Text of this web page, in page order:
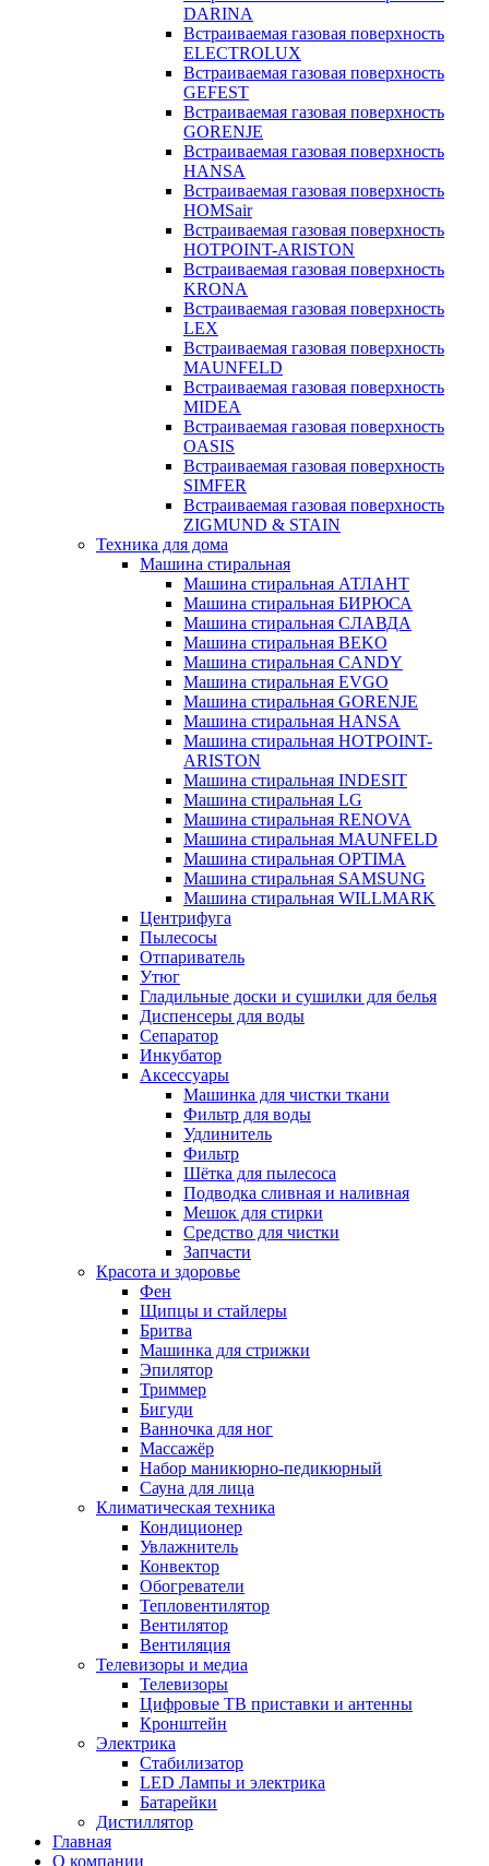
DARINA
Встраиваемая газовая поверхность
ELECTROLUX
Встраиваемая газовая поверхность
GEFEST
Встраиваемая газовая поверхность
GORENJE
Встраиваемая газовая поверхность
HANSA
Встраиваемая газовая поверхность
HOMSair
Встраиваемая газовая поверхность
HOTPOINT-ARISTON
Встраиваемая газовая поверхность
KRONA
Встраиваемая газовая поверхность
LEX
Встраиваемая газовая поверхность
MAUNFELD
Встраиваемая газовая поверхность
MIDEA
Встраиваемая газовая поверхность
OASIS
Встраиваемая газовая поверхность
SIMFER
Встраиваемая газовая поверхность
ZIGMUND & STAIN
Техника для дома
Машина стиральная
Машина стиральная АТЛАНТ
Машина стиральная БИРЮСА
Машина стиральная СЛАВДА
Машина стиральная BEKO
Машина стиральная CANDY
Машина стиральная EVGO
Машина стиральная GORENJE
Машина стиральная HANSA
Машина стиральная HOTPOINT-
ARISTON
Машина стиральная INDESIT
Машина стиральная LG
Машина стиральная RENOVA
Машина стиральная MAUNFELD
Машина стиральная OPTIMA
Машина стиральная SAMSUNG
Машина стиральная WILLMARK
Центрифуга
Пылесосы
Отпариватель
Утюг
Гладильные доски и сушилки для белья
Диспенсеры для воды
Сепаратор
Инкубатор
Аксессуары
Машинка для чистки ткани
Фильтр для воды
Удлинитель
Фильтр
Шётка для пылесоса
Подводка сливная и наливная
Мешок для стирки
Средство для чистки
Запчасти
Красота и здоровье
Фен
Щипцы и стайлеры
Бритва
Машинка для стрижки
Эпилятор
Триммер
Бигуди
Ванночка для ног
Массажёр
Набор маникюрно-педикюрный
Сауна для лица
Климатическая техника
Кондиционер
Увлажнитель
Конвектор
Обогреватели
Тепловентилятор
Вентилятор
Вентиляция
Телевизоры и медиа
Телевизоры
Цифровые ТВ приставки и антенны
Кронштейн
Электрика
Стабилизатор
LED Лампы и электрика
Батарейки
Дистиллятор
Главная
О компании